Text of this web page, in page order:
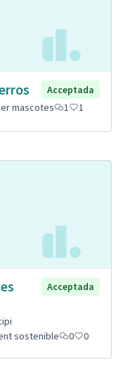
Acceptada
mascotes 1 1
Acceptada
sostenible
0 0